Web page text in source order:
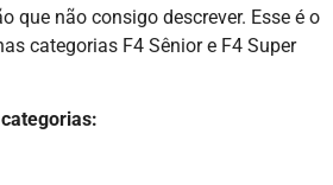
que não consigo descrever. Esse é o
categorias F4 Sênior e F4 Super